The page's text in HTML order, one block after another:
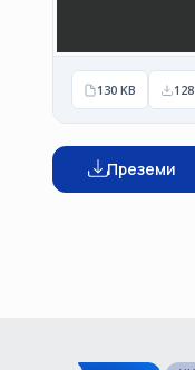
130 KB 128
Преземи